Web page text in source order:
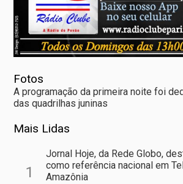
Fotos
A programação da primeira noite foi
das quadrilhas juninas
Mais Lidas
1
Jornal Hoje, da Rede Globo,
como referência nacional em
Amazônia